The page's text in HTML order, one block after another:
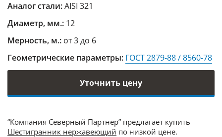
Аналог стали:AISI 321
Диаметр, мм.: 12
Мерность, м.: от 3 до 6
Геометрические параметры: ГОСТ 2879-88 / 8560-78
Уточнить цену
“Компания Северный Партнер” предлагает купить
Шестигранник нержавеющий по низкой цене.